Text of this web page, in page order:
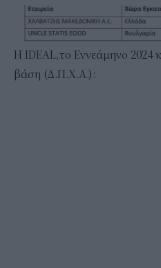
Η IDEAL,το Εννεάμηνο 2024
βάση (Δ.Π.Χ.Α.):